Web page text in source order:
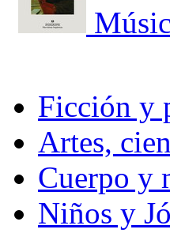
Ficción y
Artes,
Cuerpo y
Niños y